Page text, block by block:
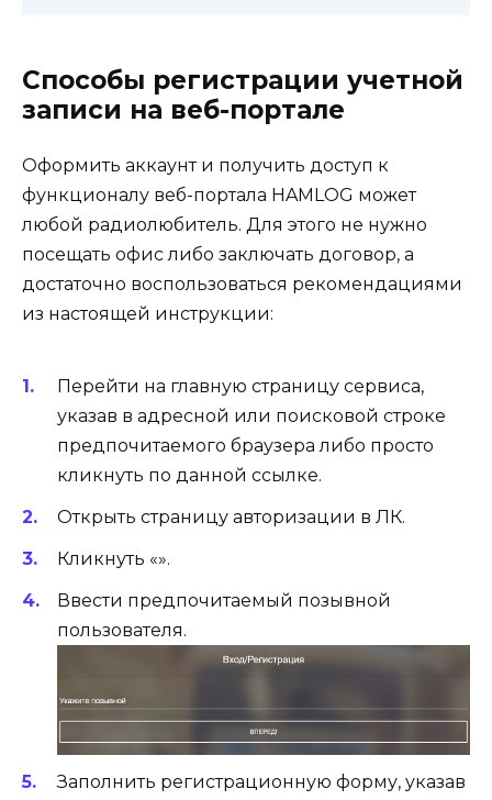
Способы регистрации учетной
записи на веб-портале
Оформить аккаунт и получить доступ к
функционалу веб-портала HAMLOG может
любой радиолюбитель. Для этого не нужно
посещать офис либо заключать договор, а
достаточно воспользоваться рекомендациями
из настоящей инструкции:
Перейти на главную страницу сервиса,
указав в адресной или поисковой строке
предпочитаемого браузера либо просто
кликнуть по данной ссылке.
Открыть страницу авторизации в ЛК.
Кликнуть «».
Ввести предпочитаемый позывной
пользователя.
Заполнить регистрационную форму, указав